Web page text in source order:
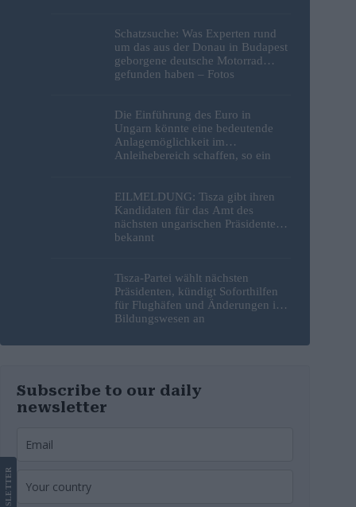
Schatzsuche: Was Experten rund
um das aus der Donau in Budapest
geborgene deutsche Motorrad
gefunden haben – Fotos
Die Einführung des Euro in
Ungarn könnte eine bedeutende
Anlagemöglichkeit im
Anleihebereich schaffen, so ein
EILMELDUNG: Tisza gibt ihren
Kandidaten für das Amt des
nächsten ungarischen Präsidenten
bekannt
Tisza-Partei wählt nächsten
Präsidenten, kündigt Soforthilfen
für Flughäfen und Änderungen im
Bildungswesen an
Subscribe to our daily
newsletter
LETTER